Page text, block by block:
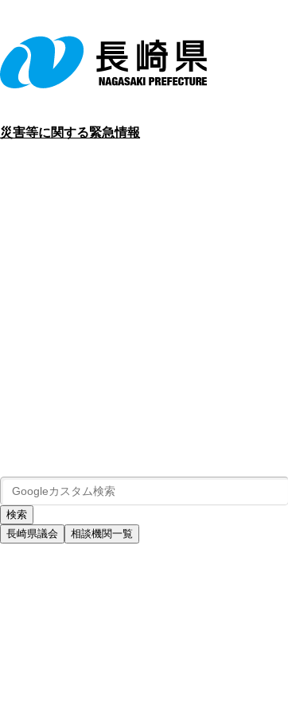
災害等に関する緊急情報
長崎県議会 相談機関一覧